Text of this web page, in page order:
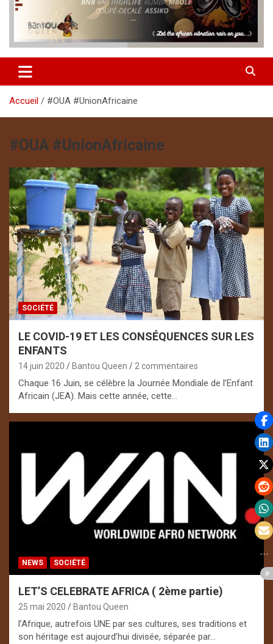
Accueil #OUA #UnionAfricaine
#OUA #UnionAfricaine
SOCIÉTÉ
LE COVID-19 ET LES CONSÉQUENCES SUR LES
ENFANTS
14 juin 2020 Bantou Queen 2 commentaires
Chaque 16 Juin, se célèbre la Journée Mondiale de l’Enfant
Africain (JEA). Mais cette année, cette…
NEWS SOCIÉTÉ
LET’S CELEBRATE AFRICA ( 2ème partie)
25 mai 2020 Bantou Queen
l’Afrique, autrefois UNE par ses cultures, ses traditions et
son héritage est aujourd’hui divisée, séparée par…